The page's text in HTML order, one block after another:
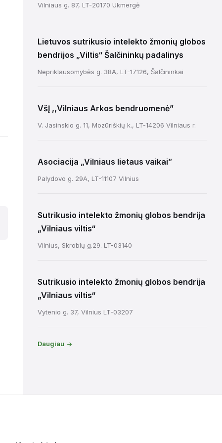
Vilniaus g. 87, LT-20170 Ukmergė
Lietuvos sutrikusio intelekto žmonių globos
bendrijos „Viltis“ Šalčininkų padalinys
Nepriklausomybės g. 38A, LT-17126, Šalčininkai
VšĮ ,,Vilniaus Arkos bendruomenė”
V. Jasinskio g. 11, Mozūriškių k., LT-14206 Vilniaus r.
Asociacija „Vilniaus lietaus vaikai”
Palydovo g. 29A, LT-11107 Vilnius
Sutrikusio intelekto žmonių globos bendrija
„Vilniaus viltis“
Vilnius, Skroblų g.29. LT-03140
Sutrikusio intelekto žmonių globos bendrija
„Vilniaus viltis“
Vytenio g. 37, Vilnius LT-03207
Daugiau